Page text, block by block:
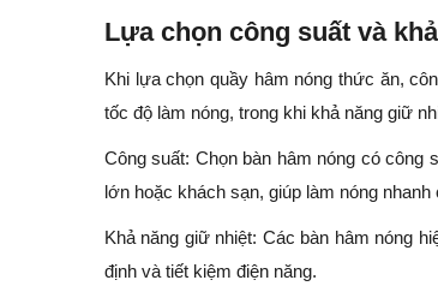
Lựa chọn công suất và
Khi lựa chọn quầy hâm nóng thức ăn,
tốc độ làm nóng, trong khi khả năng giữ
Công suất: Chọn bàn hâm nóng có
lớn hoặc khách sạn, giúp làm nóng
Khả năng giữ nhiệt: Các bàn hâm nóng
định và tiết kiệm điện năng.